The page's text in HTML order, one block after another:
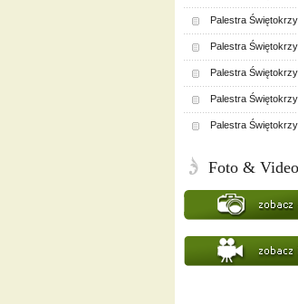
Palestra
Palestra
Palestra
Palestra
Palestra
Foto & Video